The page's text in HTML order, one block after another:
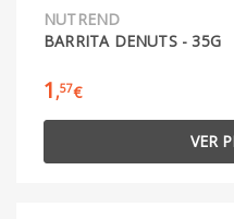
NUTREND
BARRITA DENUTS - 35G
1 ,57€
VER